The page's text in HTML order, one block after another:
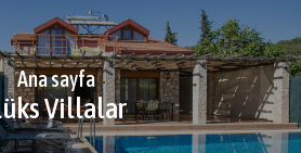
Ana sayfa
Villalar